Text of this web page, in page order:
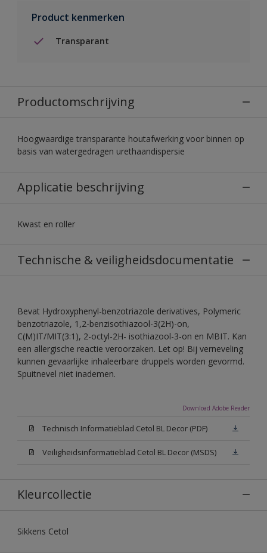
Product kenmerken
Transparant
Productomschrijving
Hoogwaardige transparante houtafwerking voor binnen op
basis van watergedragen urethaandispersie
Applicatie beschrijving
Kwast en roller
Technische & veiligheidsdocumentatie
Bevat Hydroxyphenyl-benzotriazole derivatives, Polymeric
benzotriazole, 1,2-benzisothiazool-3(2H)-on,
C(M)IT/MIT(3:1), 2-octyl-2H- isothiazool-3-on en MBIT. Kan
een allergische reactie veroorzaken. Let op! Bij verneveling
kunnen gevaarlijke inhaleerbare druppels worden gevormd.
Spuitnevel niet inademen.
Download Adobe Reader
Technisch Informatieblad Cetol BL Decor (PDF)
Veiligheidsinformatieblad Cetol BL Decor (MSDS)
Kleurcollectie
Sikkens Cetol